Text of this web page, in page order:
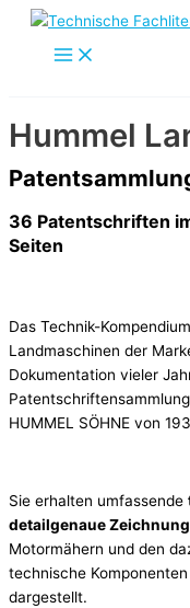
Zum
Hummel
36 Patentschriften
Seiten
Das Technik-
Landmaschinen der
Dokumentation vieler
HUMMEL SÖHNE von
Sie erhalten umfassende
detailgenaue
Motormähern und den
technische
dargestellt.